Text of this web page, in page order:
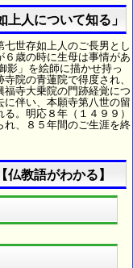
上人について知る」
世存如上人のご長男とし
歳の時に生母は事情があ
影」を絵師に描かせ持っ
院の青蓮院で得度され、
寺大乗院の門跡経覚につ
伴い、本願寺第八世の留
。明応８年（１４９９）
れ、８５年間のご生涯を終
仏教語がわかる】